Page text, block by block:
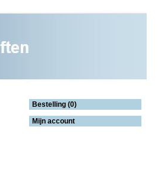
Bestelling (0)
Mijn account